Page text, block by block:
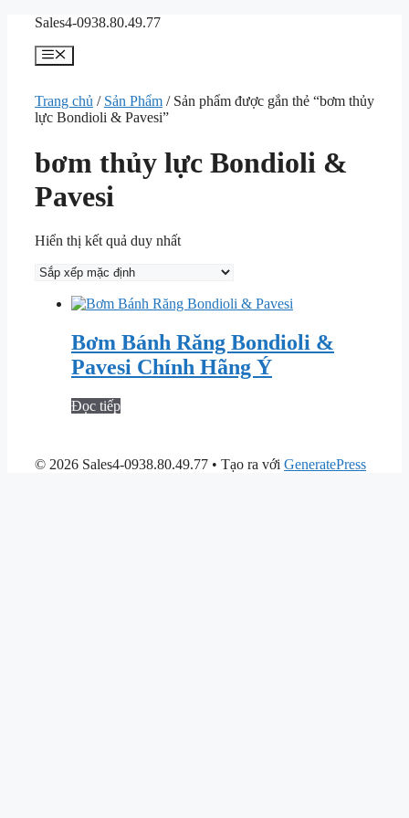
Chuyển
dung
Sales4-0938.80.49.77
Menu
Trang chủ / Sản Phẩm / Sản phẩm được gắn thẻ “bơm thủy
lực Bondioli & Pavesi”
bơm thủy lực Bondioli &
Pavesi
Hiển thị kết quả duy nhất
Bơm Bánh Răng Bondioli &
Pavesi Chính Hãng Ý
Đọc tiếp
© 2026 Sales4-0938.80.49.77 • Tạo ra với GeneratePress